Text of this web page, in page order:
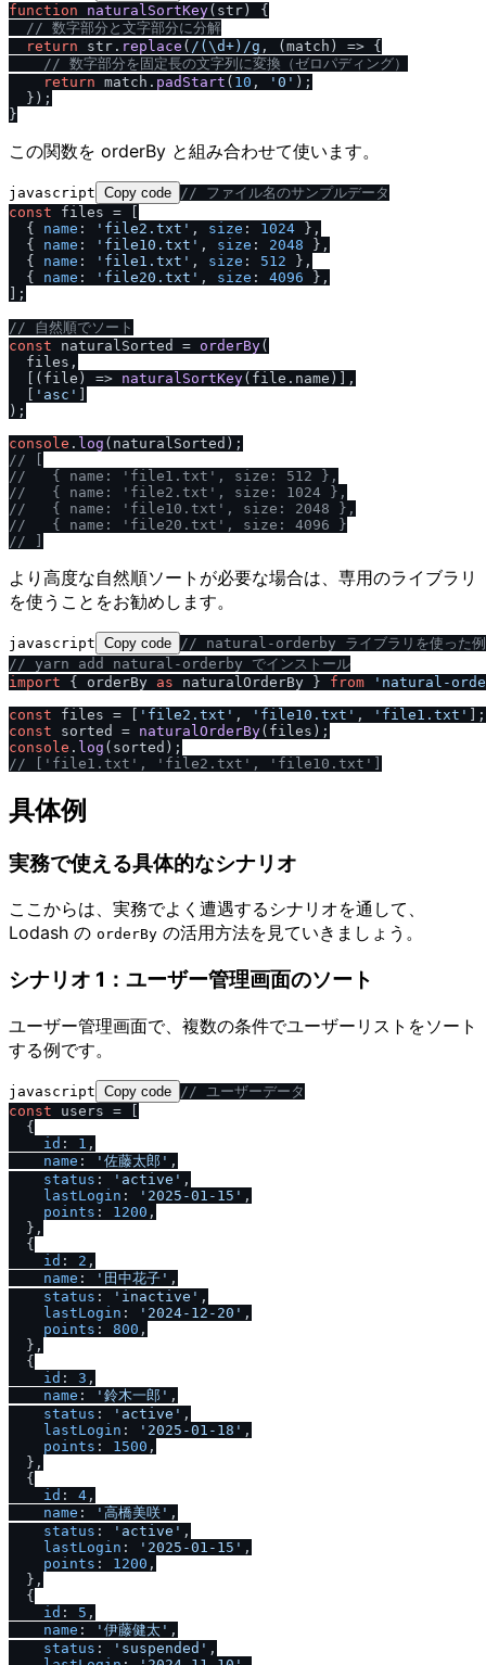
function
naturalSortKey( str ) {
/ / 数字部分と文字部分に分解
return str. replace ( / (\d+) /g , ( match ) => {
/ / 数字部分を固定長の文字列に変換（ゼロパディング）
return match. padStart ( 10 , '0' );
  });
この関数を orderBy と組み合わせて使います。
javascript Copy code / / ファイル名のサンプルデータ
const files = [
  {
name : 'file2.txt' , size : 1024 },
  {
name : 'file10.txt' , size : 2048 },
  {
name : 'file1.txt' , size : 512 },
  {
name : 'file20.txt' , size : 4096 },
];
/ / 自然順でソート
const naturalSorted = orderBy(
  files,
( file ) => naturalSortKey(file. name )],
'asc'
);
console . log
/ /
/ /
   { name: 'file1.txt', size: 512 },
/ /
   { name: 'file2.txt', size: 1024 },
/ /
   { name: 'file10.txt', size: 2048 },
/ /
   { name: 'file20.txt', size: 4096 }
/ /
より高度な自然順ソートが必要な場合は、専用のライブラリ
を使うことをお勧めします。
javascript Copy code / / natural-orderby ライブラリを使った例
/ / yarn add natural-orderby でインストール
import { orderBy as naturalOrderBy } from
'natural-
const files = [ 'file2.txt' , 'file10.txt' ,
'file1.txt'
const sorted = naturalOrderBy
console . log
/ / ['file1.txt', 'file2.txt', 'file10.txt']
具体例
実務で使える具体的なシナリオ
ここからは、実務でよく遭遇するシナリオを通して、
Lodash の orderBy の活用方法を見ていきましょう。
シナリオ 1：ユーザー管理画面のソート
ユーザー管理画面で、複数の条件でユーザーリストをソート
する例です。
javascript Copy code / / ユーザーデータ
const users = [
  {
id : 1 ,
name : '佐藤太郎' ,
status : 'active' ,
lastLogin : '2025-01-15' ,
points : 1200 ,
  },
  {
id : 2 ,
name : '田中花子' ,
status : 'inactive' ,
lastLogin : '2024-12-20' ,
points : 800 ,
  },
  {
id : 3 ,
name : '鈴木一郎' ,
status : 'active' ,
lastLogin : '2025-01-18' ,
points : 1500 ,
  },
  {
id : 4 ,
name : '高橋美咲' ,
status : 'active' ,
lastLogin : '2025-01-15' ,
points : 1200 ,
  },
  {
id : 5 ,
name : '伊藤健太' ,
status : 'suspended' ,